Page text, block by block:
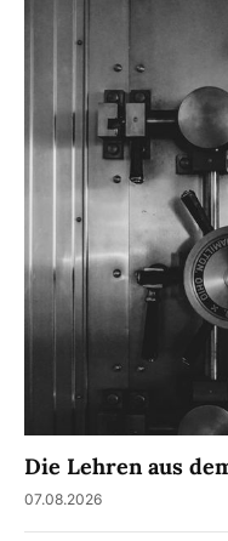
Die Lehren aus
07.08.2026